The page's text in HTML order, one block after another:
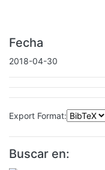
Fecha
2018-04-30
Export Format:
Buscar en: